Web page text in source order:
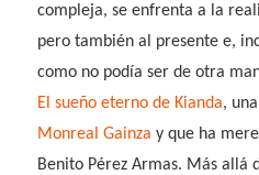
compleja, se enfrenta a la
pero también al presente e,
como no podía ser de otra
El sueño eterno de Kianda,
Monreal Gainza y que ha
Benito Pérez Armas. Más allá